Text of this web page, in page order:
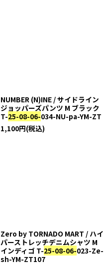
NUMBER (N)INE / サイドライン
ジョッパーズパンツ M ブラック
T-25-08-06-034-NU-pa-YM-ZT
1,100円(税込)
Zero by TORNADO MART / ハイ
パーストレッチデニムシャツ M
インディゴ T-25-08-06-023-Ze-
sh-YM-ZT107